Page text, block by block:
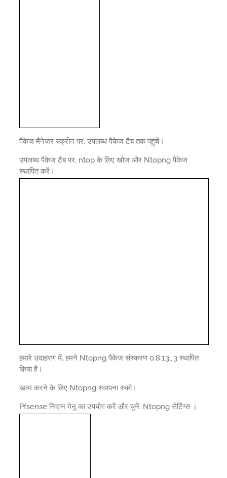
पैकेज मैनेजर स्क्रीन पर, उपलब्ध पैकेज टैब तक पहुंचें।
उपलब्ध पैकेज टैब पर, ntop के लिए खोज और Ntopng पैकेज
स्थापित करें।
हमारे उदाहरण में, हमने Ntopng पैकेज संस्करण 0.8.13_3 स्थापित
किया है।
खत्म करने के लिए Ntopng स्थापना रुको।
Pfsense निदान मेनू का उपयोग करें और चुनें: Ntopng सेटिंग्स ।